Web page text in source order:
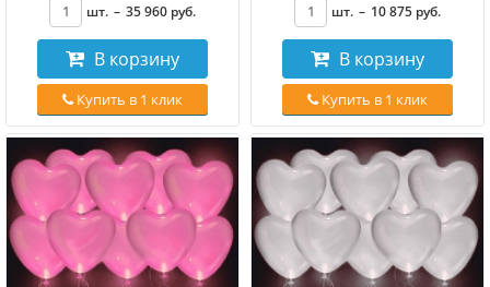
шт. – 35 960 руб.
В корзину
Купить в 1 клик
шт. – 10 875 руб.
В корзину
Купить в 1 клик